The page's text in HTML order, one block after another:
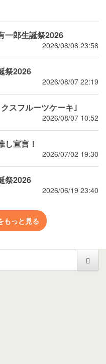
一郎生誕祭2026
2026/08/08 23:58
祭2026
2026/08/07 22:19
スフルーツケーキ｣
2026/08/07 10:52
🍨‪💚推し宣言！
2026/07/02 19:30
祭2026
2026/06/19 23:40
もっと見る